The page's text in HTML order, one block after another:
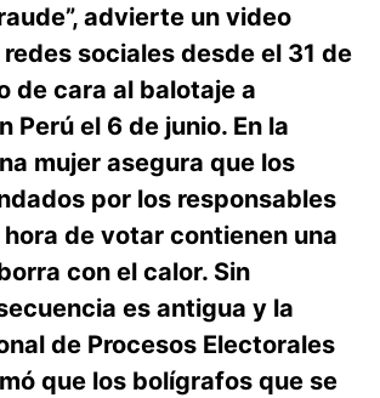
advierte un video
sociales desde el 31 de
de cara al balotaje a
Perú el 6 de junio. En la
mujer asegura que los
por los responsables
hora de votar contienen una
con el calor. Sin
es antigua y la
de Procesos Electorales
que los bolígrafos que se